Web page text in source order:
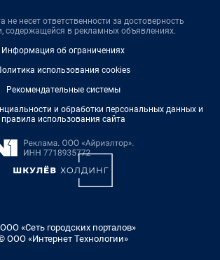
не несет ответственности за достоверность
содержащейся в рекламных объявлениях.
Информация об ограничениях
использования cookies
Рекомендательные системы
и обработки персональных данных и
правила использования сайта
«Сеть городских порталов»
ООО «Интернет Технологии»